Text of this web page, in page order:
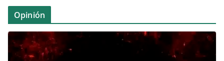
Opinión